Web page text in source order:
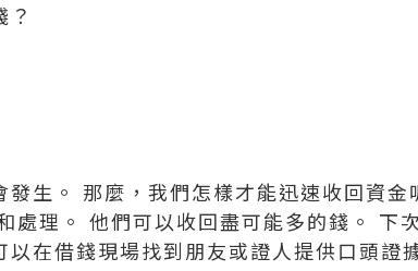
生。 那麼，我們怎樣才能迅速收回資
處理。 他們可以收回盡可能多的錢。 下
在借錢現場找到朋友或證人提供口頭證